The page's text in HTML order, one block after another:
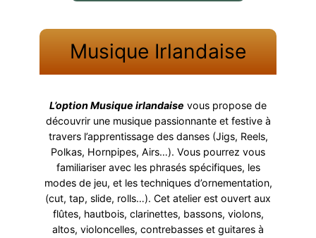
Musique Irlandaise
L’option Musique irlandaise vous propose de
découvrir une musique passionnante et festive à
travers l’apprentissage des danses (Jigs, Reels,
Polkas, Hornpipes, Airs…). Vous pourrez vous
familiariser avec les phrasés spécifiques, les
modes de jeu, et les techniques d’ornementation,
(cut, tap, slide, rolls…). Cet atelier est ouvert aux
flûtes, hautbois, clarinettes, bassons, violons,
altos, violoncelles, contrebasses et guitares à